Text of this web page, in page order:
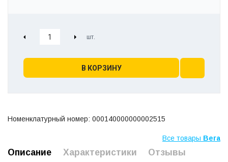
В КОРЗИНУ
Номенклатурный номер: 000140000000002515
Все товары Вега
Описание Характеристики Отзывы